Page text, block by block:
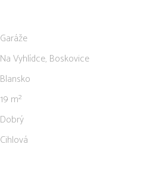
Garáže
Na Vyhlídce, Boskovice
Blansko
19 m²
Dobrý
Cihlová